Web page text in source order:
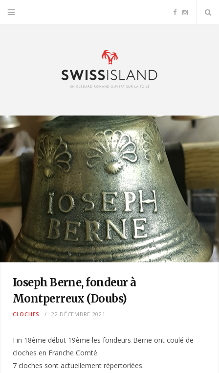
F
o
k
I
m
Ioseph Berne, fondeur à
Montperreux (Doubs)
CLOCHES 22 DÉCEMBRE 2021
Fin 18ème début 19ème les fondeurs Berne ont coulé de
cloches en Franche Comté.
7 cloches sont actuellement répertoriées.